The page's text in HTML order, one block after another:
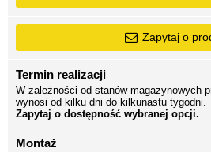
Zapytaj o
Termin realizacji
W zależności od stanów magazynowych
wynosi od kilku dni do kilkunastu tygodni.
Zapytaj o dostępność wybranej opcji.
Montaż